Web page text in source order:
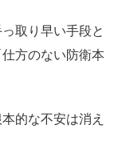
取り早い手段と
方のない防衛本
的な不安は消え